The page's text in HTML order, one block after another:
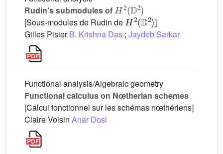
Rudin's submodules of
2 ( 2
[Sous-modules de Rudin de
H2 D 2
]
Gilles PisierB. Krishna Das ; Jaydeb Sarkar
Functional analysis/Algebraic geometry
Functional calculus on Nœtherian schemes
[Calcul fonctionnel sur les schémas nœthériens]
Claire Voisin Anar Dosi